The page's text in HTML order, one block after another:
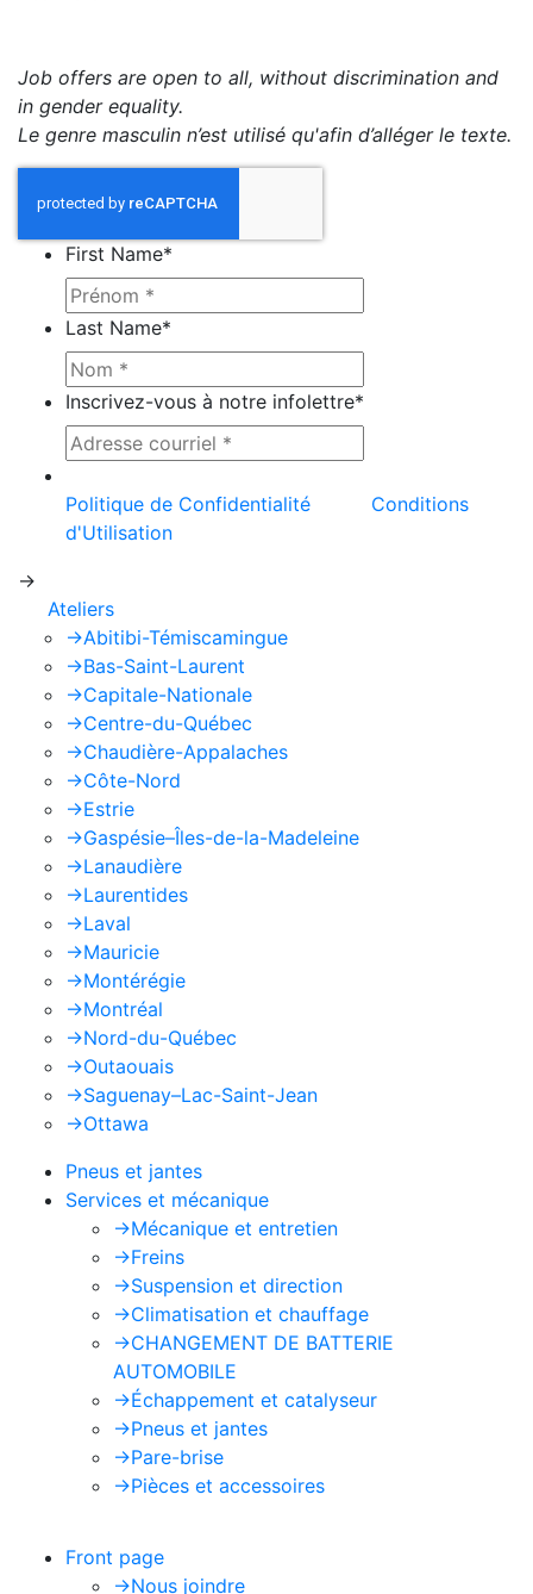
Job offers are open to all, without discrimination and
in gender equality.
Le genre masculin n’est utilisé qu'afin d’alléger le texte.
First Name*
Last Name*
Inscrivez-vous à notre infolettre*
Politique de Confidentialité
Conditions
d'Utilisation
->
Ateliers
->Abitibi-Témiscamingue
->Bas-Saint-Laurent
->Capitale-Nationale
->Centre-du-Québec
->Chaudière-Appalaches
->Côte-Nord
->Estrie
->Gaspésie–Îles-de-la-Madeleine
->Lanaudière
->Laurentides
->Laval
->Mauricie
->Montérégie
->Montréal
->Nord-du-Québec
->Outaouais
->Saguenay–Lac-Saint-Jean
->Ottawa
Pneus et jantes
Services et mécanique
->Mécanique et entretien
->Freins
->Suspension et direction
->Climatisation et chauffage
->CHANGEMENT DE BATTERIE
AUTOMOBILE
->Échappement et catalyseur
->Pneus et jantes
->Pare-brise
->Pièces et accessoires
Front page
->Nous joindre